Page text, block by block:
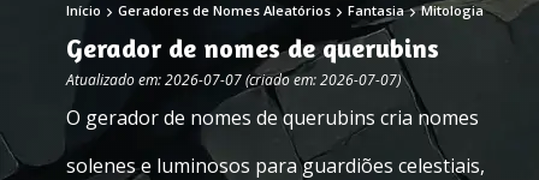
Início Geradores de Nomes Aleatórios Fantasia Mitologia
Gerador de nomes de querubins
Atualizado em: 2026-07-07 (criado em: 2026-07-07)
O gerador de nomes de querubins cria nomes
solenes e luminosos para guardiões celestiais,